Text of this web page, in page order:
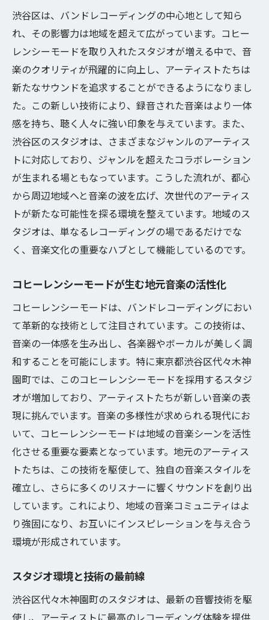
渋谷区は、バンドレコーディングの中心地として知ら
れ、その影響力は地域を超えて広がっています。コヒー
レンシーモードを取り入れたスタジオが増える中で、音
楽のクオリティが飛躍的に向上し、アーティストたちは
新たなサウンドを追求することができるようになりまし
た。この新しい技術により、録音された音楽はより一体
感を持ち、聴く人々に強い印象を与えています。また、
渋谷区のスタジオは、さまざまなジャンルのアーティス
トに対応しており、ジャンルを超えたコラボレーション
が生まれる場ともなっています。こうした流れが、都心
から周辺地域へと音楽の波を広げ、次世代のアーティス
トが新たな可能性を探る環境を整えています。地域のス
タジオは、単なるレコーディングの場であるだけでな
く、音楽文化の重要なハブとして機能しているのです。
コヒーレンシーモードが生む地元音楽の活性化
コヒーレンシーモードは、バンドレコーディングにおい
て革新的な技術として注目されています。この技術は、
音楽の一体感を生み出し、各楽器やボーカルが美しく調
和することを可能にします。特に東京都渋谷区代々木神
園町では、このコヒーレンシーモードを採用するスタジ
オが増加しており、アーティストたちが新しい音楽の表
現に挑んでいます。音楽の多様性が求められる現代にお
いて、コヒーレンシーモードは地域の音楽シーンを活性
化させる重要な要素となっています。地元のアーティス
トたちは、この技術を駆使して、独自の音楽スタイルを
確立し、さらに多くのリスナーに響くサウンドを創り出
しています。これにより、地域の音楽コミュニティはよ
り強固になり、お互いにインスピレーションを与え合う
環境が形成されています。
スタジオ環境と技術の最前線
渋谷区代々木神園町のスタジオは、最新の音響技術を駆
使し、アーティストに最高のレコーディング体験を提供